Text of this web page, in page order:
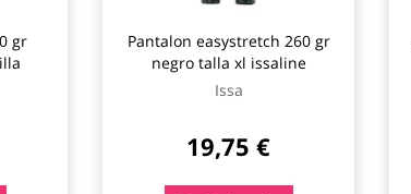
gr
Pantalon easystretch 260 gr
negro talla xl issaline
Issa
19,75 €